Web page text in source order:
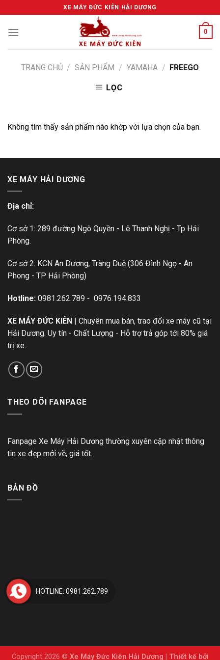
content
XE MÁY ĐỨC KIÊN HẢI DƯƠNG
0
TRANG CHỦ / SẢN PHẨM / YAMAHA / FREEGO
LỌC
Không tìm thấy sản phẩm nào khớp với lựa chọn của bạn.
XE MÁY HẢI DƯƠNG
Địa chỉ:
Cơ sở 1: 289 đường Ngô Quyền - Lê Thanh Nghị - Tp Hải
Phòng.
Cơ sở 2: KCN An Dương, Tràng Duệ (306 Đình Ngọ - An
Phong - TP Hải Phòng)
Hotline: 0981.262.789 - 0976.194.833
XE MÁY ĐỨC KIÊN | Chuyên mua bán, trao đổi xe máy cũ tại
Hải Dương. Uy tín - Chất Lượng - Hỗ trợ trả góp tới 80% giá
trị xe.
THEO DÕI FANPAGE
Fanpage Xe Máy Hải Dương thường xuyên cập nhật thông
tin xe đẹp mới về, giá tốt.
BẢN ĐỒ
Copyright 2026 © Xe Máy Đức Kiên Hải Dương Thiết kế bởi
HOTLINE: 0981.262.789